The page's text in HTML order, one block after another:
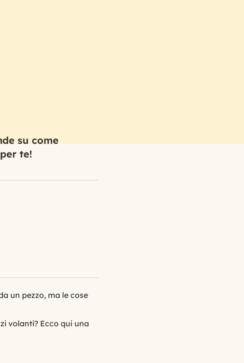
su come
te!
un pezzo, ma le cose
volanti? Ecco qui una